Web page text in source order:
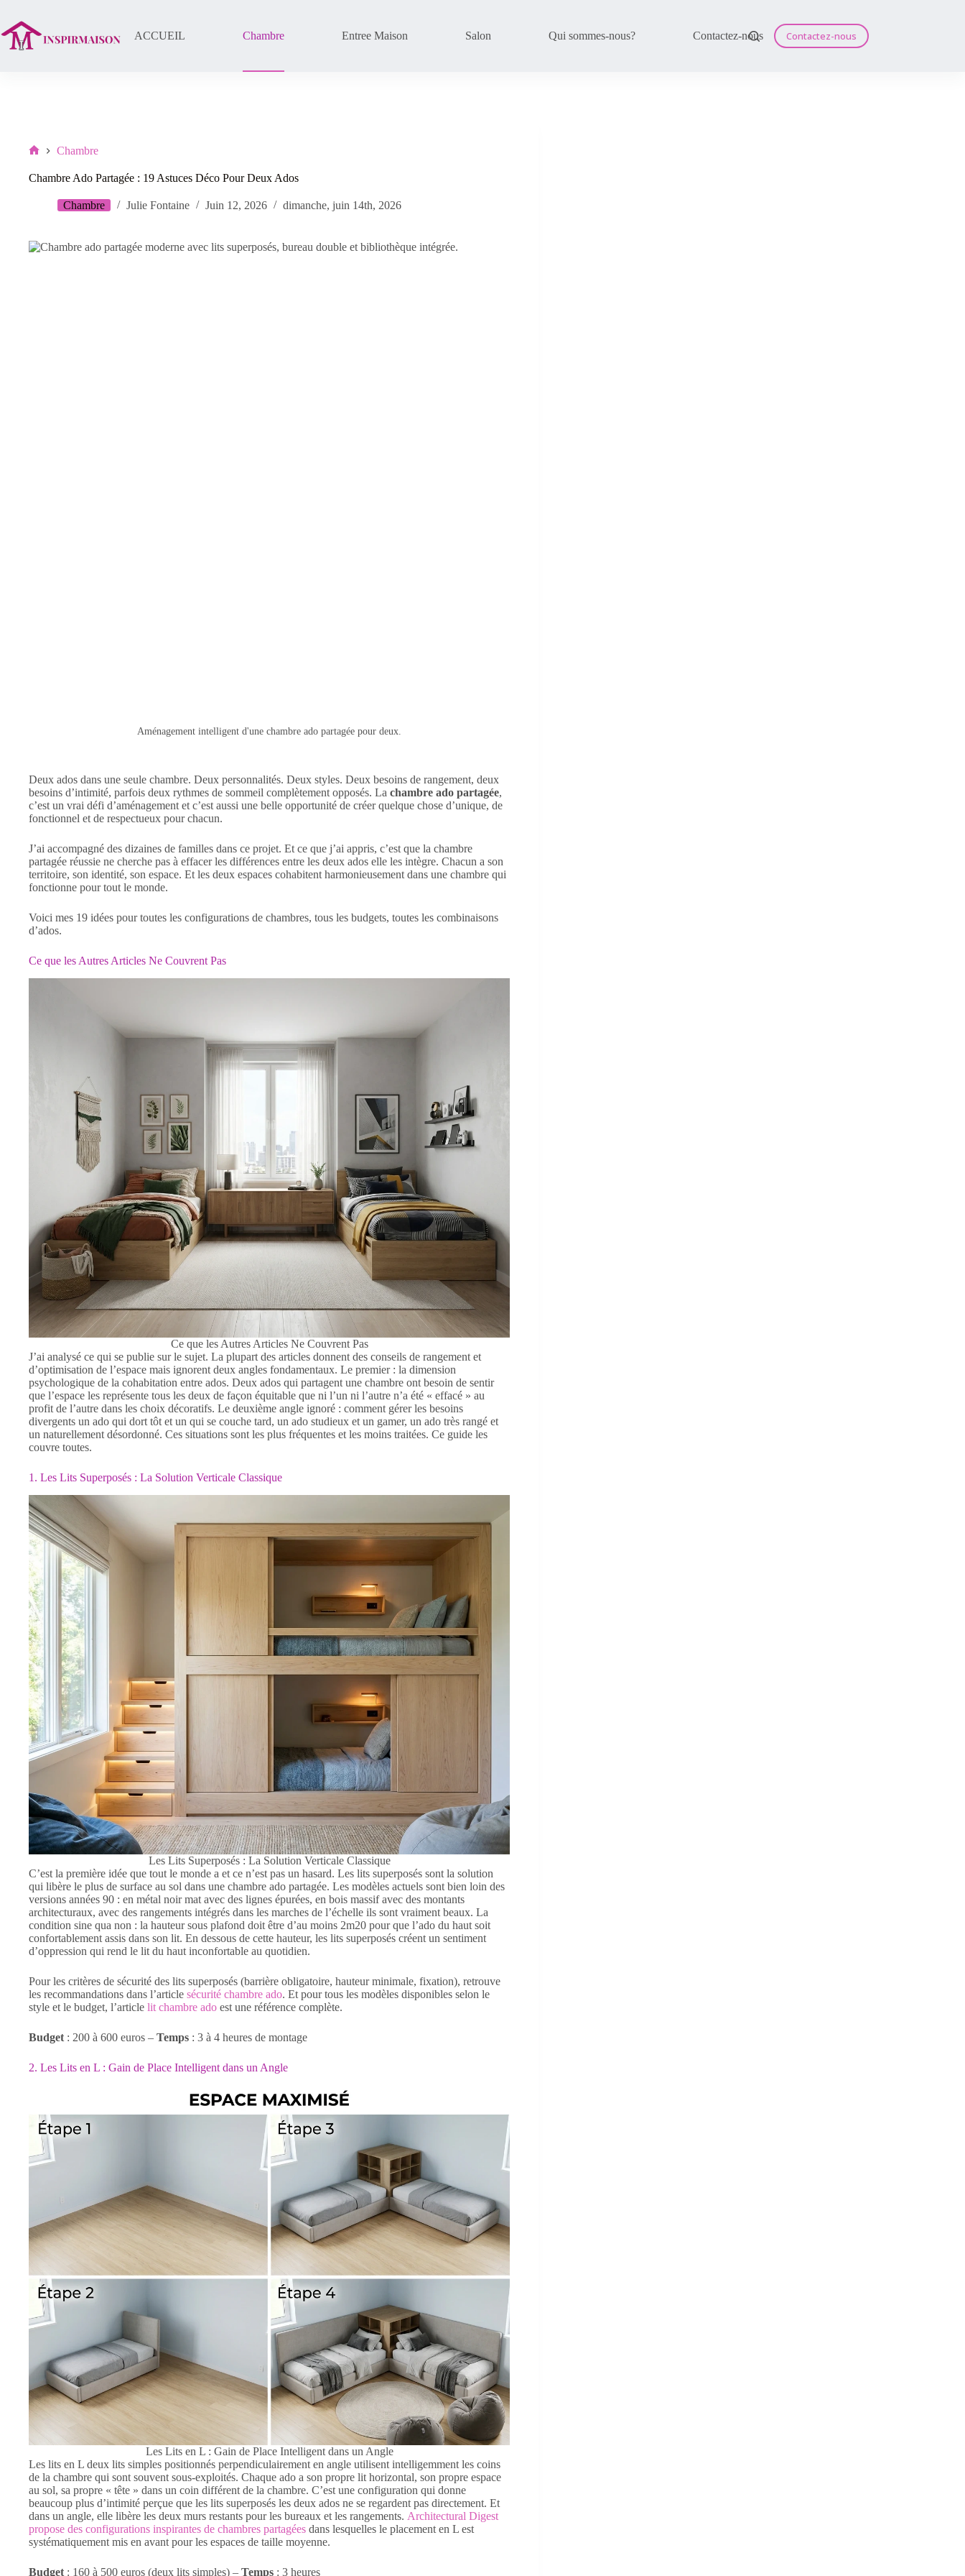
contenu
ACCUEIL Chambre Entree Maison Salon Qui sommes-nous? Contactez-nous Contactez-nous
Chambre
Chambre Ado Partagée : 19 Astuces Déco Pour Deux Ados
Chambre Julie Fontaine Juin 12, 2026 dimanche, juin 14th, 2026
Aménagement intelligent d'une chambre ado partagée pour deux.
Deux ados dans une seule chambre. Deux personnalités. Deux styles. Deux besoins de rangement, deux
besoins d’intimité, parfois deux rythmes de sommeil complètement opposés. La chambre ado partagée,
c’est un vrai défi d’aménagement et c’est aussi une belle opportunité de créer quelque chose d’unique, de
fonctionnel et de respectueux pour chacun.
J’ai accompagné des dizaines de familles dans ce projet. Et ce que j’ai appris, c’est que la chambre
partagée réussie ne cherche pas à effacer les différences entre les deux ados elle les intègre. Chacun a son
territoire, son identité, son espace. Et les deux espaces cohabitent harmonieusement dans une chambre qui
fonctionne pour tout le monde.
Voici mes 19 idées pour toutes les configurations de chambres, tous les budgets, toutes les combinaisons
d’ados.
Ce que les Autres Articles Ne Couvrent Pas
Ce que les Autres Articles Ne Couvrent Pas
J’ai analysé ce qui se publie sur le sujet. La plupart des articles donnent des conseils de rangement et
d’optimisation de l’espace mais ignorent deux angles fondamentaux. Le premier : la dimension
psychologique de la cohabitation entre ados. Deux ados qui partagent une chambre ont besoin de sentir
que l’espace les représente tous les deux de façon équitable que ni l’un ni l’autre n’a été « effacé » au
profit de l’autre dans les choix décoratifs. Le deuxième angle ignoré : comment gérer les besoins
divergents un ado qui dort tôt et un qui se couche tard, un ado studieux et un gamer, un ado très rangé et
un naturellement désordonné. Ces situations sont les plus fréquentes et les moins traitées. Ce guide les
couvre toutes.
1. Les Lits Superposés : La Solution Verticale Classique
Les Lits Superposés : La Solution Verticale Classique
C’est la première idée que tout le monde a et ce n’est pas un hasard. Les lits superposés sont la solution
qui libère le plus de surface au sol dans une chambre ado partagée. Les modèles actuels sont bien loin des
versions années 90 : en métal noir mat avec des lignes épurées, en bois massif avec des montants
architecturaux, avec des rangements intégrés dans les marches de l’échelle ils sont vraiment beaux. La
condition sine qua non : la hauteur sous plafond doit être d’au moins 2m20 pour que l’ado du haut soit
confortablement assis dans son lit. En dessous de cette hauteur, les lits superposés créent un sentiment
d’oppression qui rend le lit du haut inconfortable au quotidien.
Pour les critères de sécurité des lits superposés (barrière obligatoire, hauteur minimale, fixation), retrouve
les recommandations dans l’article sécurité chambre ado. Et pour tous les modèles disponibles selon le
style et le budget, l’article lit chambre ado est une référence complète.
Budget : 200 à 600 euros – Temps : 3 à 4 heures de montage
2. Les Lits en L : Gain de Place Intelligent dans un Angle
Les Lits en L : Gain de Place Intelligent dans un Angle
Les lits en L deux lits simples positionnés perpendiculairement en angle utilisent intelligemment les coins
de la chambre qui sont souvent sous-exploités. Chaque ado a son propre lit horizontal, son propre espace
au sol, sa propre « tête » dans un coin différent de la chambre. C’est une configuration qui donne
beaucoup plus d’intimité perçue que les lits superposés les deux ados ne se regardent pas directement. Et
dans un angle, elle libère les deux murs restants pour les bureaux et les rangements. Architectural Digest
propose des configurations inspirantes de chambres partagées dans lesquelles le placement en L est
systématiquement mis en avant pour les espaces de taille moyenne.
Budget : 160 à 500 euros (deux lits simples) – Temps : 3 heures